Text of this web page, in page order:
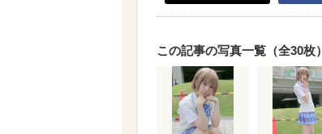
この記事の写真一覧（全30枚）